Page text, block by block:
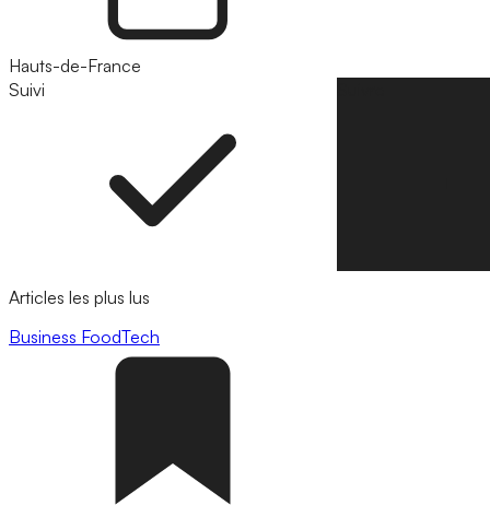
Hauts-de-France
Suivi
Articles les plus lus
Business FoodTech